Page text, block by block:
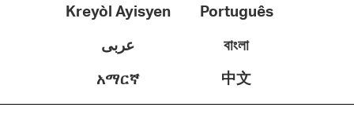
Kreyòl Ayisyen
Português
عربى
বাংলা
አማርኛ
中文